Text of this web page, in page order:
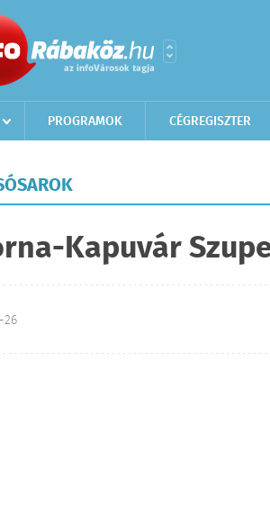
PROGRAMOK CÉGREGISZTER
Kapuvár